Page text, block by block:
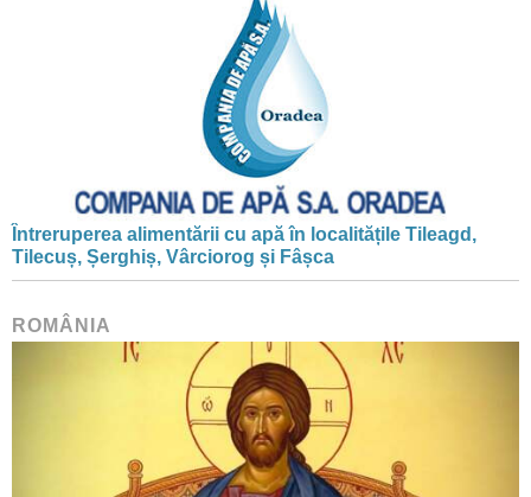
Întreruperea alimentării cu apă în localitățile Tileagd,
Tilecuș, Șerghiș, Vârciorog și Fâșca
ROMÂNIA